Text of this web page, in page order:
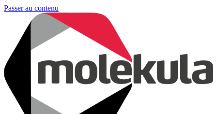
Passer au contenu